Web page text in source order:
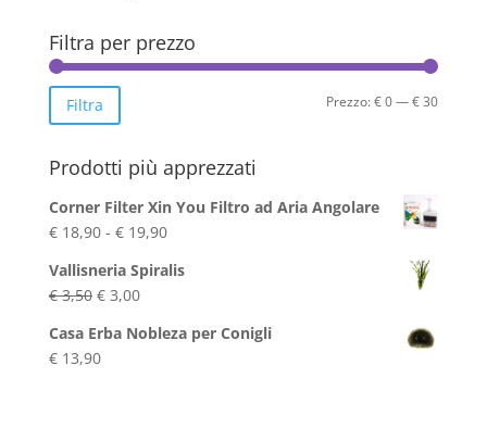
Filtra per prezzo
Prezzo
Prezzo
Filtra Prezzo:€ 0—€ 30
Prodotti più apprezzati
Corner Filter Xin You Filtro ad Aria Angolare
€18,90 - €19,90Fascia
prezzo:
€ 18,90
Vallisneria Spiralis
€3,50 Il
originale
era:
€3,00Il
attuale
Casa Erba Nobleza per Conigli
€13,90